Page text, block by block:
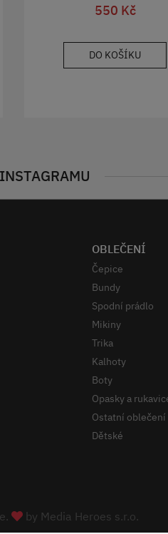
550 Kč
DO KOŠÍKU
OBLEČENÍ
Čepice
Bundy
Spodní prádlo
Mikiny
Trika
Kalhoty
Boty
Opasky a
Ostatní oblečení
Dětské
by Media Heroes s.r.o.